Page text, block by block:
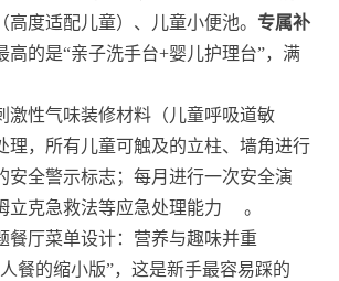
高度适配儿童）、儿童小便池。 专属补
高的是“亲子洗手台+婴儿护理台”，满
激性气味装修材料（儿童呼吸道敏
理，所有儿童可触及的立柱、墙角进行
安全警示标志；每月进行一次安全演
立克急救法等应急处理能力
。
餐厅菜单设计：营养与趣味并重
餐的缩小版”，这是新手最容易踩的